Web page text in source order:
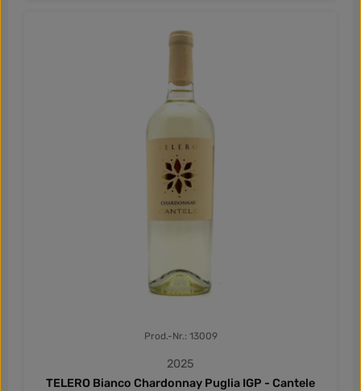
Prod.-Nr.: 13009
2025
TELERO Bianco Chardonnay Puglia IGP - Cantele